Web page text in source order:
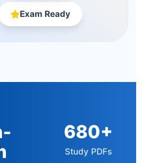
Exam Ready
1040+
Study PDFs